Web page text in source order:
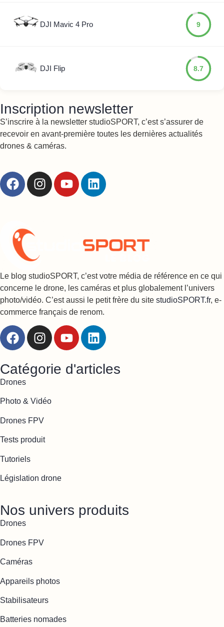
DJI Mavic 4 Pro 9
DJI Flip 8.7
Inscription newsletter
S’inscrire à la newsletter studioSPORT, c’est s’assurer de
recevoir en avant-première toutes les dernières actualités
drones & caméras.
Le blog studioSPORT, c’est votre média de référence en ce qui
concerne le drone, les caméras et plus globalement l’univers
photo/vidéo. C’est aussi le petit frère du site studioSPORT.fr, e-
commerce français de renom.
Catégorie d'articles
Drones
Photo & Vidéo
Drones FPV
Tests produit
Tutoriels
Législation drone
Nos univers produits
Drones
Drones FPV
Caméras
Appareils photos
Stabilisateurs
Batteries nomades